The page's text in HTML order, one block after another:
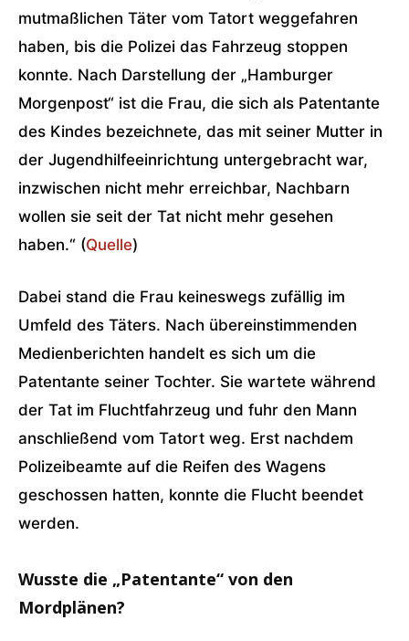
mutmaßlichen Täter vom Tatort weggefahren
haben, bis die Polizei das Fahrzeug stoppen
konnte. Nach Darstellung der „Hamburger
Morgenpost“ ist die Frau, die sich als Patentante
des Kindes bezeichnete, das mit seiner Mutter in
der Jugendhilfeeinrichtung untergebracht war,
inzwischen nicht mehr erreichbar, Nachbarn
wollen sie seit der Tat nicht mehr gesehen
haben.“ (Quelle)
Dabei stand die Frau keineswegs zufällig im
Umfeld des Täters. Nach übereinstimmenden
Medienberichten handelt es sich um die
Patentante seiner Tochter. Sie wartete während
der Tat im Fluchtfahrzeug und fuhr den Mann
anschließend vom Tatort weg. Erst nachdem
Polizeibeamte auf die Reifen des Wagens
geschossen hatten, konnte die Flucht beendet
werden.
Wusste die „Patentante“ von den
Mordplänen?